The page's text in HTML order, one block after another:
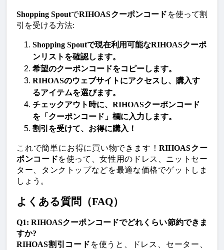
Shopping SpoutでRIHOASクーポンコード を使って割
引を受ける方法:
Shopping Spoutで現在利用可能なRIHOASクーポ
ンリストを確認します。
希望のクーポンコードをコピーします。
RIHOASのウェブサイトにアクセスし、購入す
るアイテムを選びます。
チェックアウト時に、 RIHOASクーポンコード
を「クーポンコード」欄に入力します。
割引を受けて、お得に購入！
これで簡単にお得に買い物できます！RIHOASクー
ポンコードを使って、女性用のドレス、ニットセー
ター、タンクトップなどを最適な価格でゲットしま
しょう。
よくある質問（FAQ）
Q1: RIHOASクーポンコードでどれくらい節約できま
すか?
RIHOAS割引コード を使うと、ドレス、セーター、